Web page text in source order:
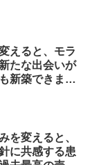
えると、モラ
たな出会いが
新築できまし
を変えると、
に共感する患